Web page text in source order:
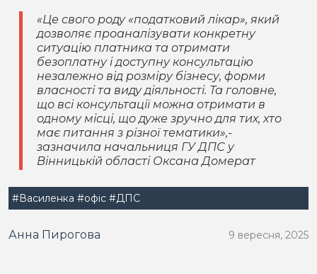
«Це свого роду «податковий лікар», який
дозволяє проаналізувати конкретну
ситуацію платника та отримати
безоплатну і доступну консультацію
незалежно від розміру бізнесу, форми
власності та виду діяльності. Та головне,
що всі консультації можна отримати в
одному місці, що дуже зручно для тих, хто
має питання з різної тематики»,-
зазначила начальниця ГУ ДПС у
Вінницькій області Оксана Домерат
#Василенка #офіс #ДПС
Анна Пирогова 9 вересня, 2025